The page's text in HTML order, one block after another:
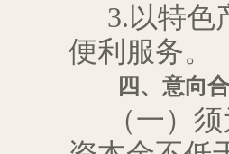
3.以特色
便利服务。
四、意向
（一）须